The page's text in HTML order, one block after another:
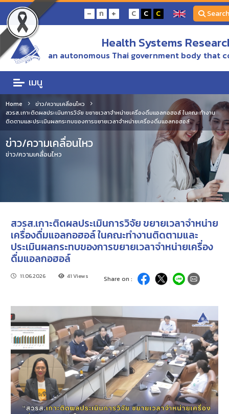
- ก + C C C Search
Health Systems
an autonomous Thai government body that
เมนู
Home
ข่าว/ความเคลื่อนไหว
สวรส.เกาะติดผลประเมินการวิจัย ขยายเวลาจำหน่ายเครื่องดื่มแอลกอฮอล์ ในคณะทำงาน
ติดตามและประเมินผลกระทบของการขยายเวลาจำหน่ายเครื่องดื่มแอลกอฮอล์
ข่าว/ความเคลื่อนไหว
ข่าว/ความเคลื่อนไหว
สวรส.เกาะติดผลประเมินการวิจัย ขยายเวลาจำหน่าย
เครื่องดื่มแอลกอฮอล์ ในคณะทำงานติดตามและ
ประเมินผลกระทบของการขยายเวลาจำหน่ายเครื่อง
ดื่มแอลกอฮอล์
11.06.2026 41 Views Share on :